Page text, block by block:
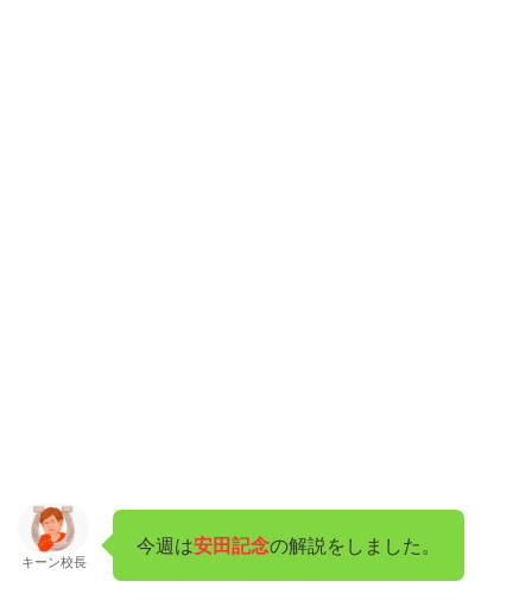
キーン校長
今週は安田記念の解説をしました。